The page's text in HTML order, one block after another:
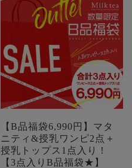
【B品福袋6,990円】マタ
ニティ&授乳ワンピ2点＋
授乳トップス1点入り！
【3点入りB品福袋★】